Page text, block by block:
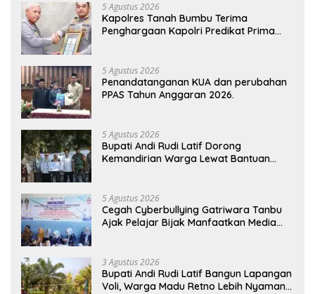
5 Agustus 2026
Kapolres Tanah Bumbu Terima
Penghargaan Kapolri Predikat Prima
5 Agustus 2026
Penandatanganan KUA dan perubahan
PPAS Tahun Anggaran 2026.
5 Agustus 2026
Bupati Andi Rudi Latif Dorong
Kemandirian Warga Lewat Bantuan
5 Agustus 2026
Cegah Cyberbullying Gatriwara Tanbu
Ajak Pelajar Bijak Manfaatkan Media
3 Agustus 2026
Bupati Andi Rudi Latif Bangun Lapangan
Voli, Warga Madu Retno Lebih Nyaman